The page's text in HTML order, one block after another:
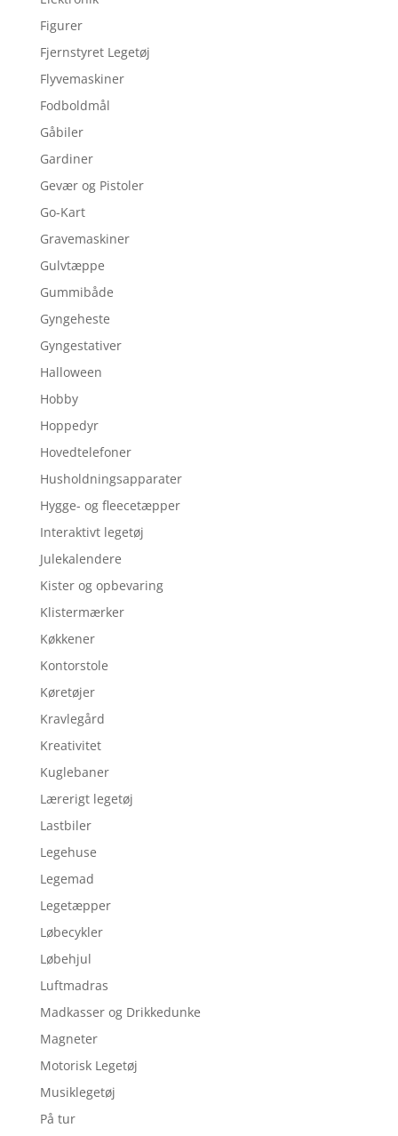
Figurer
Fjernstyret Legetøj
Flyvemaskiner
Fodboldmål
Gåbiler
Gardiner
Gevær og Pistoler
Go-Kart
Gravemaskiner
Gulvtæppe
Gummibåde
Gyngeheste
Gyngestativer
Halloween
Hobby
Hoppedyr
Hovedtelefoner
Husholdningsapparater
Hygge- og fleecetæpper
Interaktivt legetøj
Julekalendere
Kister og opbevaring
Klistermærker
Køkkener
Kontorstole
Køretøjer
Kravlegård
Kreativitet
Kuglebaner
Lærerigt legetøj
Lastbiler
Legehuse
Legemad
Legetæpper
Løbecykler
Løbehjul
Luftmadras
Madkasser og Drikkedunke
Magneter
Motorisk Legetøj
Musiklegetøj
På tur